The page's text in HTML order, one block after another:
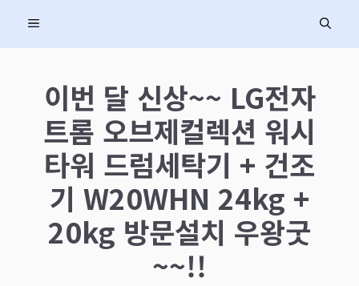
MENU
이번 달 신상~~ LG전자
트롬 오브제컬렉션 워시
타워 드럼세탁기 + 건조
기 W20WHN 24kg +
20kg 방문설치 우왕굿
~~!!